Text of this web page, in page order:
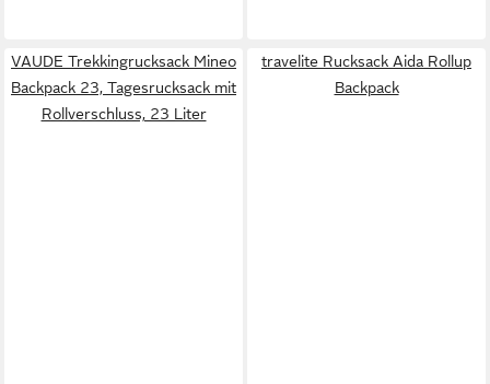
VAUDE Trekkingrucksack Mineo
Backpack 23, Tagesrucksack mit
Rollverschluss, 23 Liter
travelite Rucksack Aida Rollup
Backpack